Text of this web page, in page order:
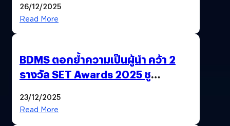
26/12/2025
Read More
BDMS ตอกย้ำความเป็นผู้นำ คว้า 2
รางวัล SET Awards 2025 ชู
สุขภาพไทยสู่ความยั่งยืน
23/12/2025
Read More